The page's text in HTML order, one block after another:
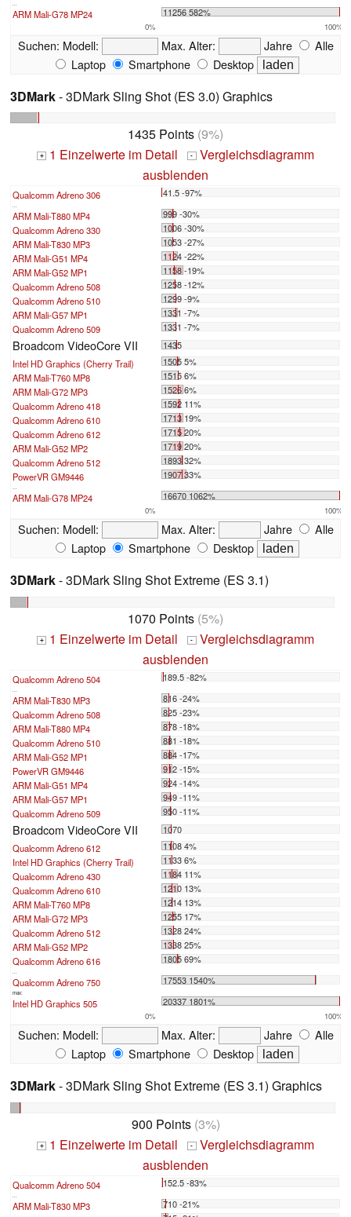
ARM Mali-G78 MP24 11256 582%
0% 100%
Suchen: Modell: Max. Alter: Jahre
Alle
Laptop
Smartphone Desktop
3DMark- 3DMark Sling Shot (ES 3.0) Graphics
1435 Points (9%)
+ 1 Einzelwerte im Detail - Vergleichsdiagramm
ausblenden
Qualcomm Adreno 306 41.5 -97%
...
ARM Mali-T880 MP4
999 -30%
Qualcomm Adreno 330
1006 -30%
ARM Mali-T830 MP3
1053 -27%
ARM Mali-G51 MP4
1124 -22%
ARM Mali-G52 MP1
1158 -19%
Qualcomm Adreno 508
1258 -12%
Qualcomm Adreno 510
1299 -9%
ARM Mali-G57 MP1
1331 -7%
Qualcomm Adreno 509
1331 -7%
Broadcom VideoCore VII
1435
Intel HD Graphics (Cherry Trail)
1505 5%
ARM Mali-T760 MP8
1515 6%
ARM Mali-G72 MP3
1526 6%
Qualcomm Adreno 418
1592 11%
Qualcomm Adreno 610
1713 19%
Qualcomm Adreno 612
1715 20%
ARM Mali-G52 MP2
1719 20%
Qualcomm Adreno 512
1893 32%
PowerVR GM9446
1907 33%
...
ARM Mali-G78 MP24 16670 1062%
0% 100%
Suchen: Modell: Max. Alter: Jahre
Alle
Laptop
Smartphone Desktop
3DMark- 3DMark Sling Shot Extreme (ES 3.1)
1070 Points (5%)
+ 1 Einzelwerte im Detail - Vergleichsdiagramm
ausblenden
Qualcomm Adreno 504 189.5 -82%
...
ARM Mali-T830 MP3
816 -24%
Qualcomm Adreno 508
825 -23%
ARM Mali-T880 MP4
878 -18%
Qualcomm Adreno 510
881 -18%
ARM Mali-G52 MP1
884 -17%
PowerVR GM9446
912 -15%
ARM Mali-G51 MP4
924 -14%
ARM Mali-G57 MP1
949 -11%
Qualcomm Adreno 509
950 -11%
Broadcom VideoCore VII
1070
Qualcomm Adreno 612
1108 4%
Intel HD Graphics (Cherry Trail)
1133 6%
Qualcomm Adreno 430
1184 11%
Qualcomm Adreno 610
1210 13%
ARM Mali-T760 MP8
1214 13%
ARM Mali-G72 MP3
1255 17%
Qualcomm Adreno 512
1328 24%
ARM Mali-G52 MP2
1338 25%
Qualcomm Adreno 616
1805 69%
...
Qualcomm Adreno 750 17553 1540%
max:
Intel HD Graphics 505 20337 1801%
0% 100%
Suchen: Modell: Max. Alter: Jahre
Alle
Laptop
Smartphone Desktop
3DMark- 3DMark Sling Shot Extreme (ES 3.1) Graphics
900 Points(3%)
+ 1 Einzelwerte im Detail - Vergleichsdiagramm
ausblenden
Qualcomm Adreno 504 152.5 -83%
...
ARM Mali-T830 MP3
710 -21%